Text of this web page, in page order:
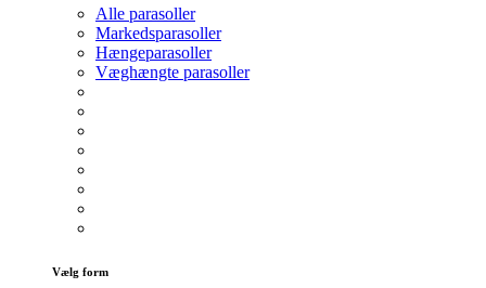
Alle parasoller
Markedsparasoller
Hængeparasoller
Væghængte parasoller
Vælg form